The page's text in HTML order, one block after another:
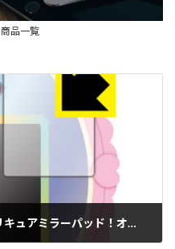
商品一覧
めざせ！あこがれのわたし プリキュアミラーパッド！オールスター 保護フィルム【各種】PDA工房